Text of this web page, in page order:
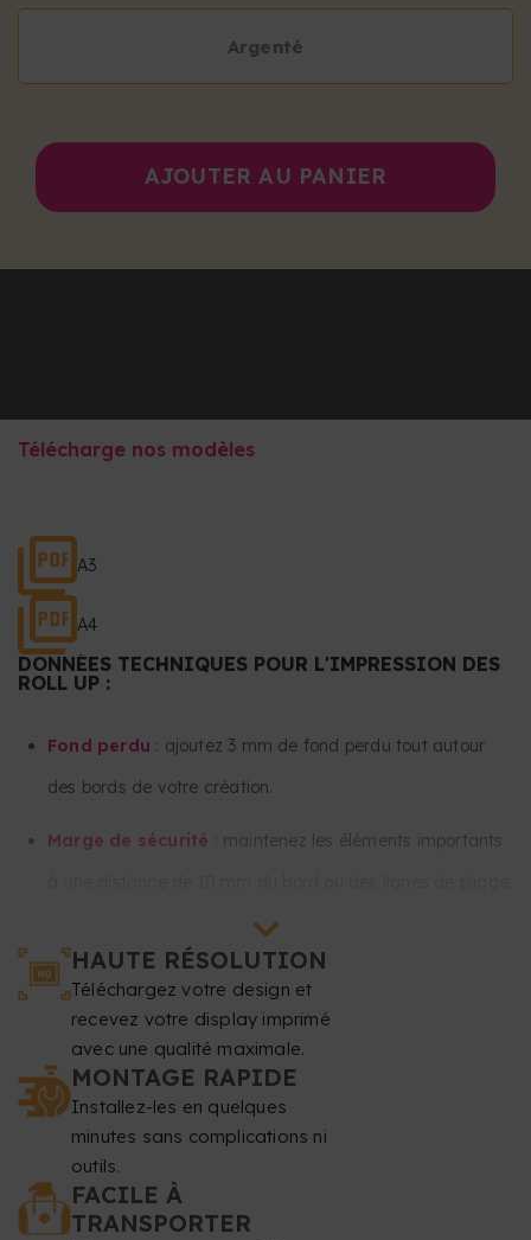
Argenté
AJOUTER AU PANIER
Télécharge nos modèles
A3
A4
DONNÉES TECHNIQUES POUR L'IMPRESSION DES
ROLL UP :
Fond perdu : ajoutez 3 mm de fond perdu tout autour
des bords de votre création.
Marge de sécurité : maintenez les éléments importants
Maintenez tous les textes et images importants à au
moins 30 mm du bas et 30 mm du haut de votre design.
Cette partie restera majoritairement enroulée à l'intérieur
du support et ne sera pas visible.
Résolution: au moins 150 dpi.
Mode couleur
Format de fichier: PDF à l'échelle 1:1 sans mot de
HAUTE RÉSOLUTION
Téléchargez votre design et
recevez votre display imprimé
avec une qualité maximale.
MONTAGE RAPIDE
Installez-les en quelques
minutes sans complications ni
outils.
FACILE À
TRANSPORTER